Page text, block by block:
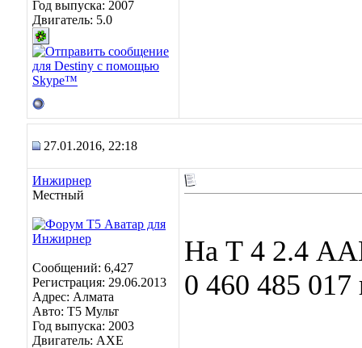
Год выпуска: 2007
Двигатель: 5.0
27.01.2016, 22:18
Инжирнер
Местный
Сообщений: 6,427
Регистрация: 29.06.2013
Адрес: Алмата
Авто: Т5 Мульт
Год выпуска: 2003
Двигатель: АХЕ
На Т 4 2.4
0 460 485